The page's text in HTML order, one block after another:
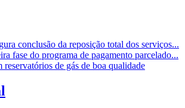
conclusão da reposição total dos serviços...
fase do programa de pagamento parcelado...
reservatórios de gás de boa qualidade